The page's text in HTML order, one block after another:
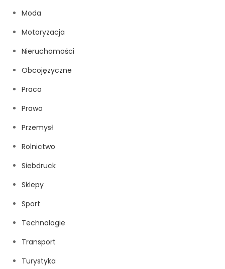
Moda
Motoryzacja
Nieruchomości
Obcojęzyczne
Praca
Prawo
Przemysł
Rolnictwo
Siebdruck
Sklepy
Sport
Technologie
Transport
Turystyka